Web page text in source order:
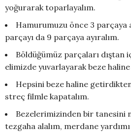
yoğurarak toparlayalım.
Hamurumuzu önce 3 parçaya
parçayı da 9 parçaya ayıralım.
Böldüğümüz parçaları dıştan
elimizde yuvarlayarak beze
Hepsini beze haline
streç filmle kapatalım.
Bezelerimizinden bir tanesini
tezgaha alalım, merdane